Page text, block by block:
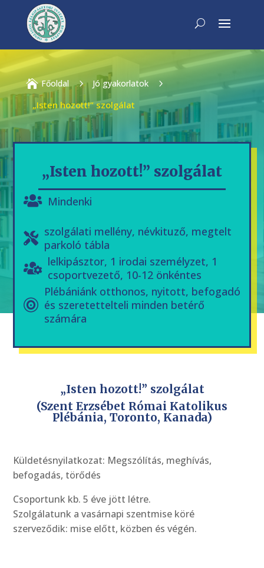
 Főoldal 5 Jó gyakorlatok
5
„Isten hozott!” szolgálat
„Isten hozott!” szolgálat
Mindenki
szolgálati mellény, névkituző, megtelt
parkoló tábla
lelkipásztor, 1 irodai személyzet, 1
csoportvezető, 10-12 önkéntes
Plébániánk otthonos, nyitott, befogadó
és szeretettelteli minden betérő
számára
„Isten hozott!” szolgálat
(Szent Erzsébet Római Katolikus
Plébánia, Toronto, Kanada)
Küldetésnyilatkozat: Megszólítás, meghívás,
befogadás, törődés
Csoportunk kb. 5 éve jött létre.
Szolgálatunk a vasárnapi szentmise köré
szerveződik: mise előtt, közben és végén.